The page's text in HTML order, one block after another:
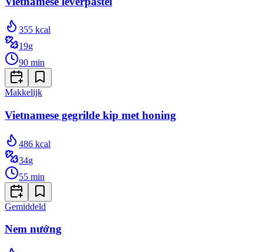
355 kcal
19g
90 min
Makkelijk
Vietnamese gegrilde kip met honing
486 kcal
34g
55 min
Gemiddeld
Nem nướng